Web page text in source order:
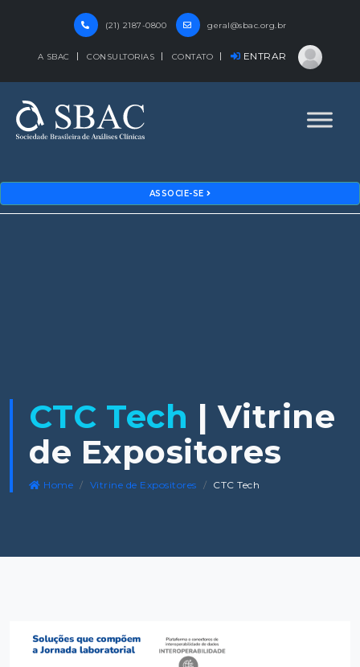
(21) 2187-0800 geral@sbac.org.br
A SBAC CONSULTORIAS CONTATO ENTRAR
ASSOCIE-SE
CTC Tech | Vitrine
de Expositores
Home Vitrine de Expositores CTC Tech